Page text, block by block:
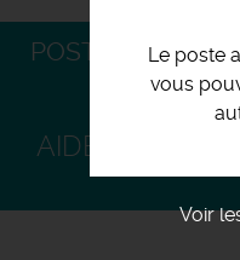
Le poste
vous
Voir
POSTULEZ
AIDE